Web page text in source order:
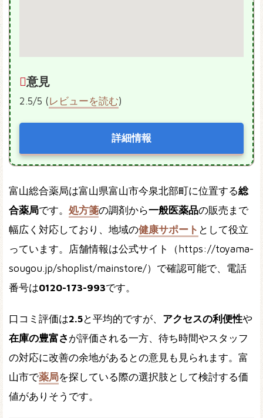
意見
2.5/5 (レビューを読む)
詳細情報
富山総合薬局は富山県富山市今泉北部町に位置する総
合薬局です。 処方箋の調剤から一般医薬品の販売まで
幅広く対応しており、地域の健康サポート として役立
っています。店舗情報は公式サイト（https://toyama-
sougou.jp/shoplist/mainstore/）で確認可能で、電話
番号は0120-173-993です。
口コミ評価は2.5と平均的ですが、 アクセスの利便性や
在庫の豊富さが評価される一方、待ち時間やスタッフ
の対応に改善の余地があるとの意見も見られます。富
山市で薬局を探している際の選択肢として検討する価
値がありそうです。